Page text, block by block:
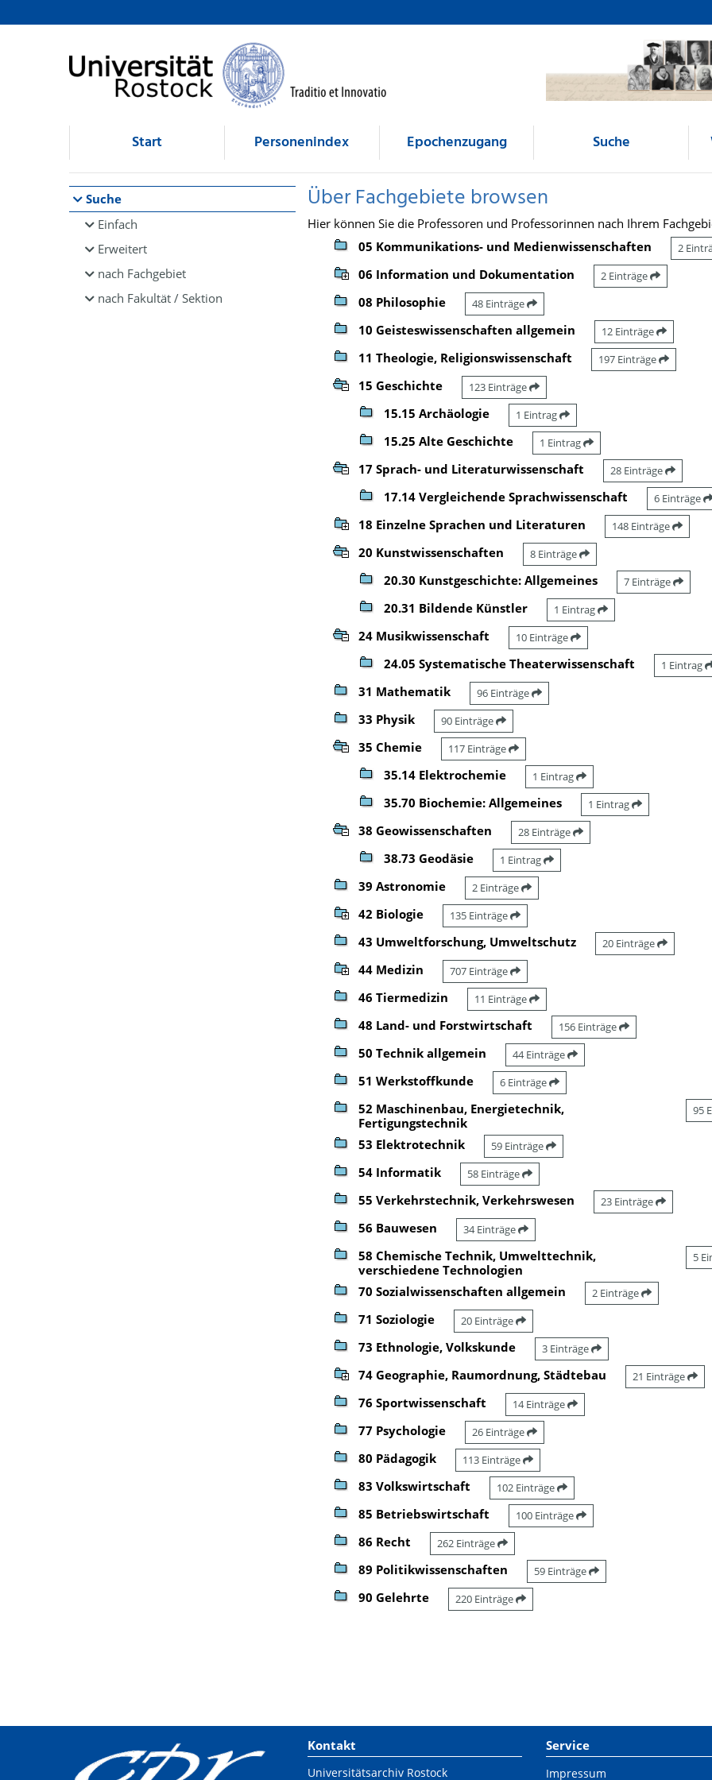
Browsen
direkt zum Inhalt
Start Personenindex Epochenzugang Suche
Suche
Einfach
Erweitert
nach Fachgebiet
nach Fakultät / Sektion
Über Fachgebiete browsen
Hier können Sie die Professoren und Professorinnen nach Ihrem
05 Kommunikations- und Medienwissenschaften
2
06 Information und Dokumentation 2 Einträge
08 Philosophie 48 Einträge
10 Geisteswissenschaften allgemein 12 Einträge
11 Theologie, Religionswissenschaft 197 Einträge
15 Geschichte 123 Einträge
15.15 Archäologie 1 Eintrag
15.25 Alte Geschichte 1 Eintrag
17 Sprach- und Literaturwissenschaft 28 Einträge
17.14 Vergleichende Sprachwissenschaft 6 Einträge
18 Einzelne Sprachen und Literaturen 148 Einträge
20 Kunstwissenschaften 8 Einträge
20.30 Kunstgeschichte: Allgemeines 7 Einträge
20.31 Bildende Künstler 1 Eintrag
24 Musikwissenschaft 10 Einträge
24.05 Systematische Theaterwissenschaft 1 Eintrag
31 Mathematik 96 Einträge
33 Physik 90 Einträge
35 Chemie 117 Einträge
35.14 Elektrochemie 1 Eintrag
35.70 Biochemie: Allgemeines 1 Eintrag
38 Geowissenschaften 28 Einträge
38.73 Geodäsie 1 Eintrag
39 Astronomie 2 Einträge
42 Biologie 135 Einträge
43 Umweltforschung, Umweltschutz 20 Einträge
44 Medizin 707 Einträge
46 Tiermedizin 11 Einträge
48 Land- und Forstwirtschaft 156 Einträge
50 Technik allgemein 44 Einträge
51 Werkstoffkunde 6 Einträge
52 Maschinenbau, Energietechnik,
Fertigungstechnik
95
53 Elektrotechnik 59 Einträge
54 Informatik 58 Einträge
55 Verkehrstechnik, Verkehrswesen 23 Einträge
56 Bauwesen 34 Einträge
58 Chemische Technik, Umwelttechnik,
verschiedene Technologien
5
70 Sozialwissenschaften allgemein 2 Einträge
71 Soziologie 20 Einträge
73 Ethnologie, Volkskunde 3 Einträge
74 Geographie, Raumordnung, Städtebau 21 Einträge
76 Sportwissenschaft 14 Einträge
77 Psychologie 26 Einträge
80 Pädagogik 113 Einträge
83 Volkswirtschaft 102 Einträge
85 Betriebswirtschaft 100 Einträge
86 Recht 262 Einträge
89 Politikwissenschaften 59 Einträge
90 Gelehrte 220 Einträge
Kontakt
Universitätsarchiv Rostock
Service
Impressum